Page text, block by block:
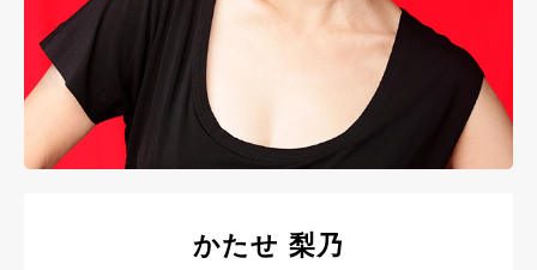
かたせ 梨乃